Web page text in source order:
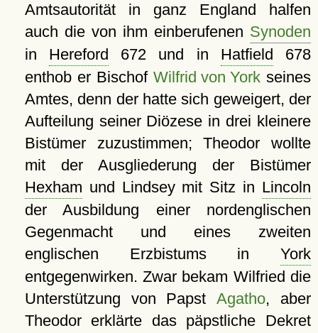
Amtsautorität in ganz England halfen
auch die von ihm einberufenen Synoden
in Hereford 672 und in Hatfield 678
enthob er Bischof Wilfrid von Yorkseines
Amtes, denn der hatte sich geweigert, der
Aufteilung seiner Diözese in drei kleinere
Bistümer zuzustimmen; Theodor wollte
mit der Ausgliederung der Bistümer
Hexham und Lindsey mit Sitz in Lincoln
der Ausbildung einer nordenglischen
Gegenmacht und eines zweiten
englischen Erzbistums in York
entgegenwirken. Zwar bekam Wilfried die
Unterstützung von PapstAgatho, aber
Theodor erklärte das päpstliche Dekret